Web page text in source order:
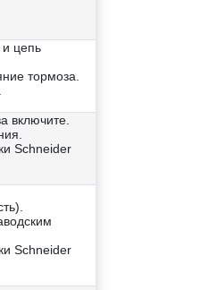
и цепь
тормоза.
включите.
Schneider
Schneider